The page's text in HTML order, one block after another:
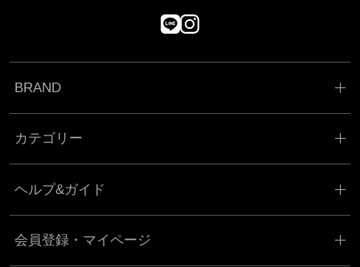
BRAND
カテゴリー
ヘルプ&ガイド
会員登録・マイページ